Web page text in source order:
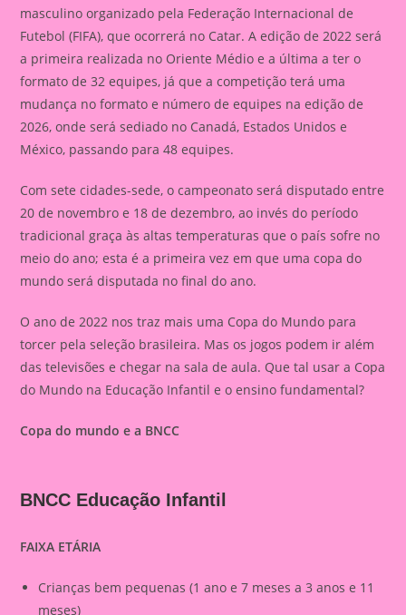
masculino organizado pela Federação Internacional de
Futebol (FIFA), que ocorrerá no Catar. A edição de 2022 será
a primeira realizada no Oriente Médio e a última a ter o
formato de 32 equipes, já que a competição terá uma
mudança no formato e número de equipes na edição de
2026, onde será sediado no Canadá, Estados Unidos e
México, passando para 48 equipes.
Com sete cidades-sede, o campeonato será disputado entre
20 de novembro e 18 de dezembro, ao invés do período
tradicional graça às altas temperaturas que o país sofre no
meio do ano; esta é a primeira vez em que uma copa do
mundo será disputada no final do ano.
O ano de 2022 nos traz mais uma Copa do Mundo para
torcer pela seleção brasileira. Mas os jogos podem ir além
das televisões e chegar na sala de aula. Que tal usar a Copa
do Mundo na Educação Infantil e o ensino fundamental?
Copa do mundo e a BNCC
BNCC Educação Infantil
FAIXA ETÁRIA
Crianças bem pequenas (1 ano e 7 meses a 3 anos e 11
meses)